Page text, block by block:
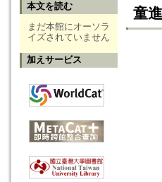
本文を読む
まだ本館にオーソラ
イズされていません
加えサービス
童